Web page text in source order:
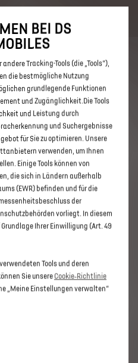
erfahren >>
ALLE DS 3 UND
MIT DIESEL
BAMBERG
BEI DS
Tracking-Tools (die „Tools“),
die bestmögliche Nutzung
grundlegende Funktionen
und Zugänglichkeit.Die Tools
und Leistung durch
und Suchergebnisse
für Sie zu optimieren. Unsere
verwenden, um Ihnen
Einige Tools können von
die sich in Ländern außerhalb
(EWR) befinden und für die
der
vorliegt. In diesem
Ihrer Einwilligung (Art. 49
Tools und deren
Sie unsere Cookie‑Richtlinie
„Meine Einstellungen verwalten“